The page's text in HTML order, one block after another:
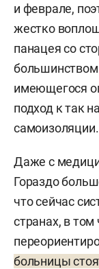
и феврале,
жестко
панацея со
имеющегося
подход к так
самоизоляции.
Даже с
Гораздо
что сейчас
странах, в том
больницы